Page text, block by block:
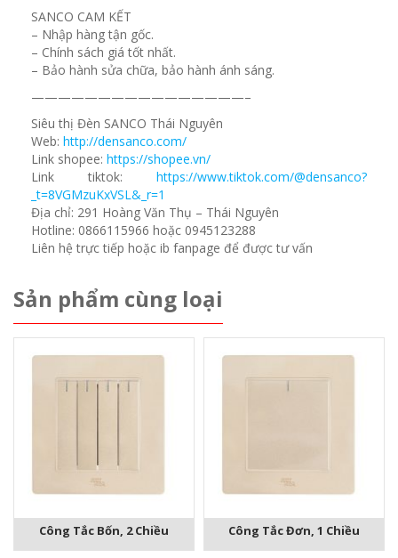
SANCO CAM KẾT
– Nhập hàng tận gốc.
– Chính sách giá tốt nhất.
– Bảo hành sửa chữa, bảo hành ánh sáng.
————————————————–
Siêu thị Đèn SANCO Thái Nguyên
Web: http://densanco.com/
Link shopee: https://shopee.vn/
Link tiktok: https://www.tiktok.com/@densanco?
_t=8VGMzuKxVSL&_r=1
Địa chỉ: 291 Hoàng Văn Thụ – Thái Nguyên
Hotline: 0866115966 hoặc 0945123288
Liên hệ trực tiếp hoặc ib fanpage để được tư vấn
Sản phẩm cùng loại
Công Tắc Bốn, 2 Chiều Công Tắc Đơn, 1 Chiều